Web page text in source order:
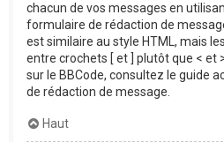
chacun de vos messages en
formulaire de rédaction de
est similaire au style HTML, mais
entre crochets [ et ] plutôt que < et
sur le BBCode, consultez le guide
de rédaction de message.
Haut